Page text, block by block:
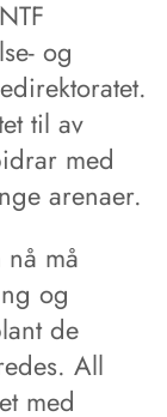
og
til av
med
arenaer.
må
og
de
All
med